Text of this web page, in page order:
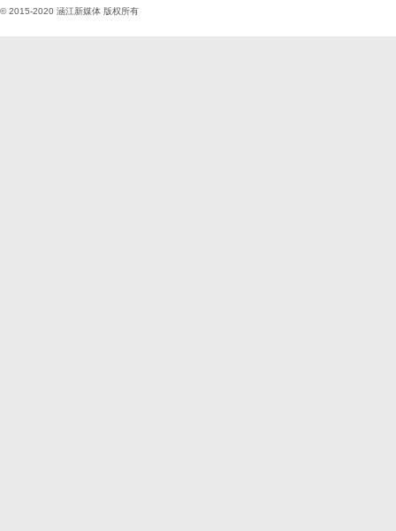
© 2015-2020 涵江新媒体 版权所有